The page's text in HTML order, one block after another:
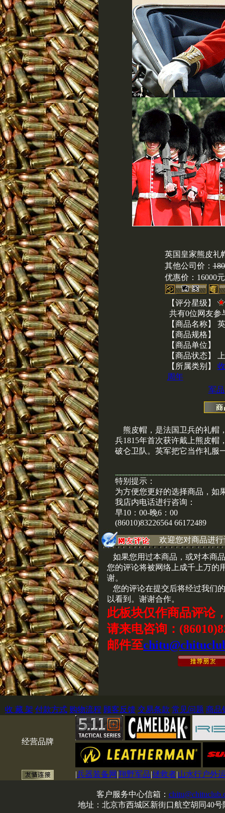
英国皇家熊皮礼
其他公司价：
优惠价： 16000元
【评分星级】
共有0位网友参
【商品名称】
【商品规格】
【商品单位】
【商品状态】
【所属类别】
周年
军
熊皮帽，是法国卫兵的礼帽
兵1815年首次获许戴上熊皮帽
破仑卫队。英军把它当作礼服
特别提示：
为方便您更好的选择商品，如
我店内电话进行咨询：
早10：00-晚6：00
(86010)83226564 66172489
欢迎您对商品进
如果您用过本商品，或对本商
您的评论将被网络上成千上万的
谢。
您的评论在提交后将经过我们
以看到。谢谢合作。
此板块仅作商品评论
请来电咨询：
邮件至
收 藏 架 付款方式 购物流程 顾客反馈 交易条款 常见问题 商品
经营品牌
|兵器装备网 |翔野军品|拯救者|山水行户外
客户服务中心信箱：
地址：北京市西城区新街口航空胡同40